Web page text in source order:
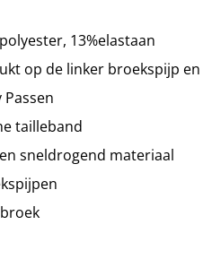
13%elastaan
op de linker broekspijp
tailleband
sneldrogend materiaal